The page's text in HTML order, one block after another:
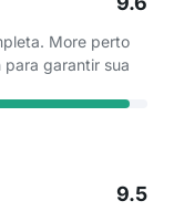
More perto
garantir sua
9.5